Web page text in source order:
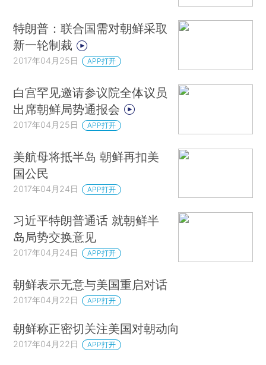
特朗普：联合国需对朝鲜采取
新一轮制裁
2017年04月25日 APP打开
白宫罕见邀请参议院全体议员
出席朝鲜局势通报会
2017年04月25日 APP打开
美航母将抵半岛 朝鲜再扣美
国公民
2017年04月24日 APP打开
习近平特朗普通话 就朝鲜半
岛局势交换意见
2017年04月24日 APP打开
朝鲜表示无意与美国重启对话
2017年04月22日 APP打开
朝鲜称正密切关注美国对朝动向
2017年04月22日 APP打开